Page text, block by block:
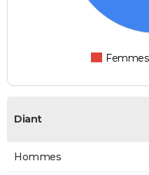
Femmes
Diant
Hommes